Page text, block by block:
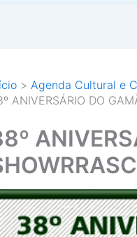
Agenda Cultural e
ANIVERSÁRIO DO